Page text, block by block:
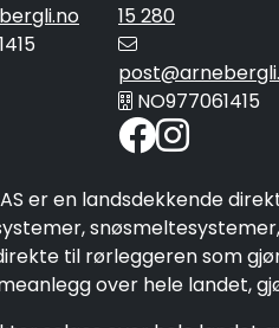
15 280
NO977061415
er en landsdekkende
til rørleggeren som
over hele landet,